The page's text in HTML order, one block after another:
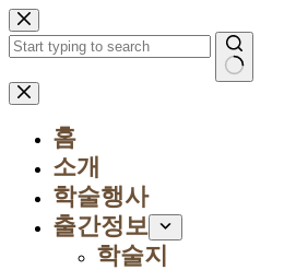
본
문
으
로
건
결
홈
소개
학술행사
출간정보
학술지